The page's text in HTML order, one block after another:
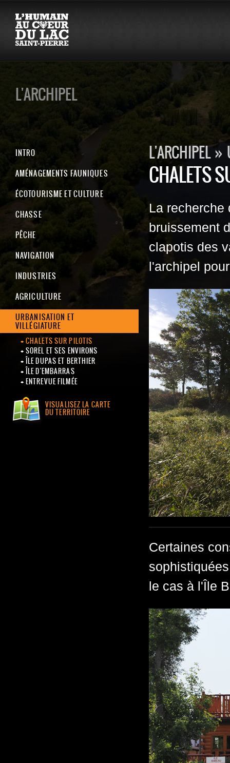
L'ARCHIPEL
INTRO
AMÉNAGEMENTS FAUNIQUES
ÉCOTOURISME ET CULTURE
CHASSE
PÊCHE
NAVIGATION
INDUSTRIES
AGRICULTURE
URBANISATION ET
VILLÉGIATURE
CHALETS SUR PILOTIS
SOREL ET SES ENVIRONS
ÎLE DUPAS ET BERTHIER
ÎLE D'EMBARRAS
ENTREVUE FILMÉE
VISUALISEZ LA CARTE
DU TERRITOIRE
L'ARCHIPEL »
CHALETS
La recherche
bruissement
clapotis des
l'archipel
Certaines
le cas à l'Île